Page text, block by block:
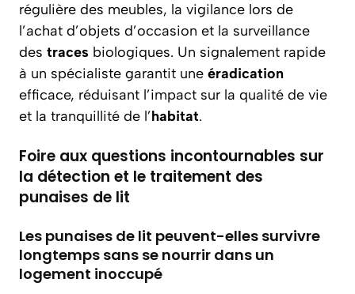
régulière des meubles, la vigilance lors de
l’achat d’objets d’occasion et la surveillance
des traces biologiques. Un signalement rapide
à un spécialiste garantit une éradication
efficace, réduisant l’impact sur la qualité de vie
et la tranquillité de l’habitat.
Foire aux questions incontournables sur
la détection et le traitement des
punaises de lit
Les punaises de lit peuvent-elles survivre
longtemps sans se nourrir dans un
logement inoccupé